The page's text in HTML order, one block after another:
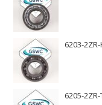
6203-
6205-